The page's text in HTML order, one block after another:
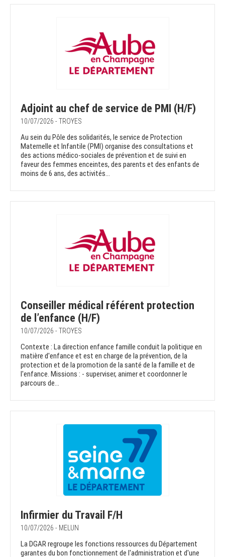
Adjoint au chef de service de PMI (H/F)
10/07/2026 - TROYES
Au sein du Pôle des solidarités, le service de Protection
Maternelle et Infantile (PMI) organise des consultations et
des actions médico-sociales de prévention et de suivi en
faveur des femmes enceintes, des parents et des enfants de
moins de 6 ans, des activités...
Conseiller médical référent protection
de l’enfance (H/F)
10/07/2026 - TROYES
Contexte : La direction enfance famille conduit la politique en
matière d'enfance et est en charge de la prévention, de la
protection et de la promotion de la santé de la famille et de
l'enfance. Missions : - superviser, animer et coordonner le
parcours de...
Infirmier du Travail F/H
10/07/2026 - MELUN
La DGAR regroupe les fonctions ressources du Département
garantes du bon fonctionnement de l'administration et d'une